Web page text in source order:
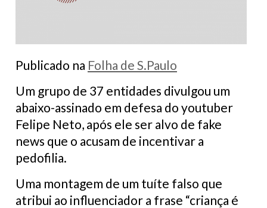
Publicado na Folha de S.Paulo
Um grupo de 37 entidades divulgou um
abaixo-assinado em defesa do youtuber
Felipe Neto, após ele ser alvo de fake
news que o acusam de incentivar a
pedofilia.
Uma montagem de um tuíte falso que
atribui ao influenciador a frase “criança é